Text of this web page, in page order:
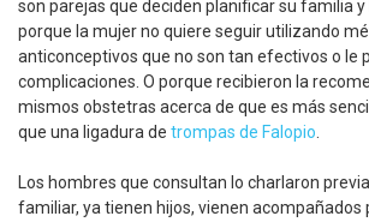
son parejas que deciden planificar su familia
porque la mujer no quiere seguir utilizando
anticonceptivos que no son tan efectivos o le
complicaciones. O porque recibieron la
mismos obstetras acerca de que es más
que una ligadura de trompas de Falopio
Los hombres que consultan lo charlaron
familiar, ya tienen hijos, vienen acompañados